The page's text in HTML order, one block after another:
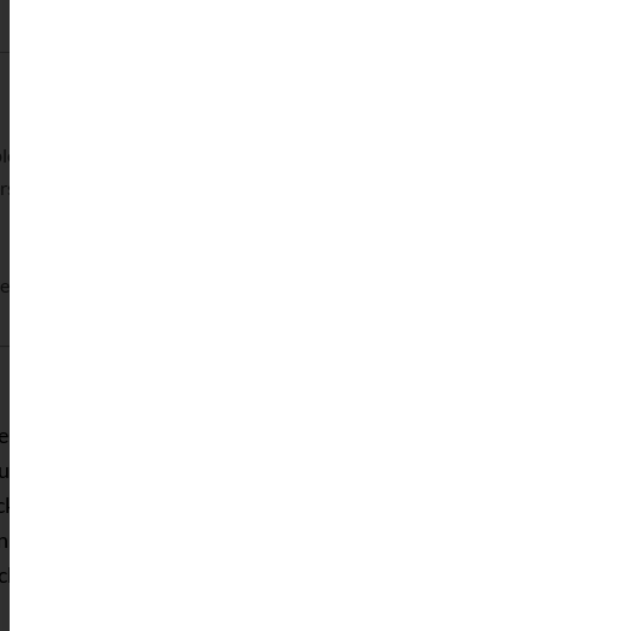
und flexible Lösung für Unternehmen, die
Ein Mietplotter passt sich Ihrem Projektzeitraum an –
Dank des Wartungsservices, der oft im
regelmäßige Wartungskosten. Mietplotter sind auch in
Sie immer Zugang zur neuesten Technologie und den